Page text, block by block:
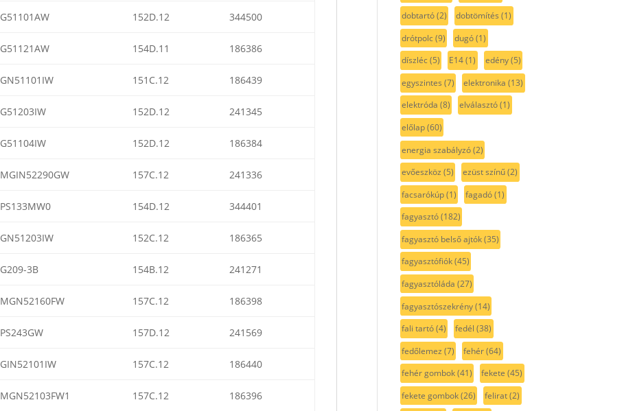
G51101AW 152D.12 344500
G51121AW 154D.11 186386
GN51101IW 151C.12 186439
G51203IW 152D.12 241345
G51104IW 152D.12 186384
MGIN52290GW 157C.12 241336
PS133MW0 154D.12 344401
GN51203IW 152C.12 186365
G209-3B 154B.12 241271
MGN52160FW 157C.12 186398
PS243GW 157D.12 241569
GIN52101IW 157C.12 186440
MGN52103FW1 157C.12 186396
dobtartó(2) dobtömítés (1)
drótpolc(9) dugó(1)
díszléc(5) E14(1) edény(5)
egyszintes (7) elektronika (13)
elektróda (8) elválasztó(1)
előlap(60)
energia szabályzó(2)
evőeszköz (5) ezüst színű(2)
facsarókúp(1) fagadó(1)
fagyasztó(182)
fagyasztó belső ajtók(35)
fagyasztófiók(45)
fagyasztóláda (27)
fagyasztószekrény(14)
fali tartó(4) fedél (38)
fedőlemez (7) fehér(64)
fehér gombok(41) fekete (45)
fekete gombok(26) felirat(2)